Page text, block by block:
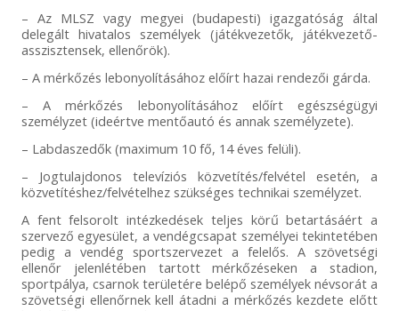
– Az MLSZ vagy megyei (budapesti) igazgatóság által
delegált hivatalos személyek (játékvezetők, játékvezető-
asszisztensek, ellenőrök).
– A mérkőzés lebonyolításához előírt hazai rendezői gárda.
– A mérkőzés lebonyolításához előírt egészségügyi
személyzet (ideértve mentőautó és annak személyzete).
– Labdaszedők (maximum 10 fő, 14 éves felüli).
– Jogtulajdonos televíziós közvetítés/felvétel esetén, a
közvetítéshez/felvételhez szükséges technikai személyzet.
A fent felsorolt intézkedések teljes körű betartásáért a
szervező egyesület, a vendégcsapat személyei tekintetében
pedig a vendég sportszervezet a felelős. A szövetségi
ellenőr jelenlétében tartott mérkőzéseken a stadion,
sportpálya, csarnok területére belépő személyek névsorát a
szövetségi ellenőrnek kell átadni a mérkőzés kezdete előtt